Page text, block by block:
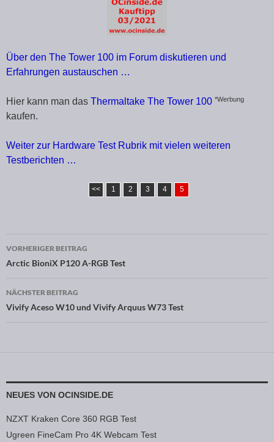
Über den The Tower 100 im Forum diskutieren und
Erfahrungen austauschen …
Hier kann man das Thermaltake The Tower 100 *Werbung
kaufen.
Weiter zur Hardware Test Rubrik mit vielen weiteren
Testberichten …
<< 1 2 3 4 5
Beitragsnavigation
VORHERIGER BEITRAG
Arctic BioniX P120 A-RGB Test
NÄCHSTER BEITRAG
Vivify Aceso W10 und Vivify Arquus W73 Test
NEUES VON OCINSIDE.DE
NZXT Kraken Core 360 RGB Test
Ugreen FineCam Pro 4K Webcam Test